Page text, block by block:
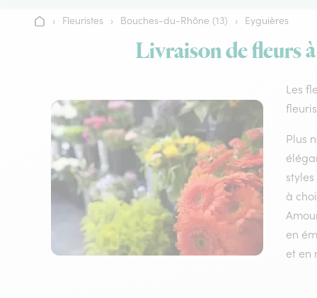
Accueil
› Fleuristes › Bouches-du-Rhône (13) › Eyguières
Livraison de fleurs
Les
Plus
à
en
et en